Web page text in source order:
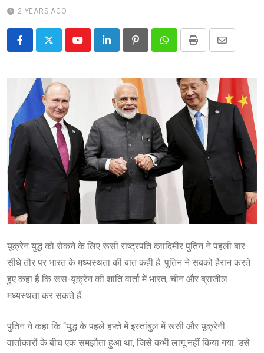
2 YEARS AGO
YoutubeLinkedIn PinterestWhatsappPrint
Share
Email
यूक्रेन युद्ध को रोकने के लिए रूसी राष्ट्रपति व्लादिमीर पुतिन ने पहली बार
सीधे तौर पर भारत के मध्यस्थता की बात कही है. पुतिन ने सबको हैरान करते
हुए कहा है कि रूस-यूक्रेन की शांति वार्ता में भारत, चीन और ब्राजील
मध्यस्थता कर सकते हैं.
पुतिन ने कहा कि “युद्ध के पहले हफ्ते में इस्तांबुल में रूसी और यूक्रेनी
वार्ताकारों के बीच एक समझौता हुआ था, जिसे कभी लागू नहीं किया गया. उसे